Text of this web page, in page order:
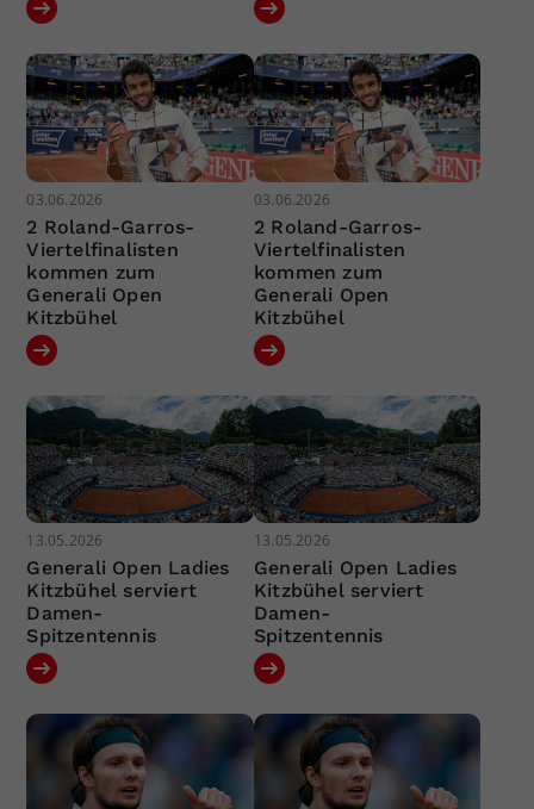
03.06.2026
2 Roland-Garros-
Viertelfinalisten
kommen zum
Generali Open
Kitzbühel
03.06.2026
2 Roland-Garros-
Viertelfinalisten
kommen zum
Generali Open
Kitzbühel
13.05.2026
Generali Open Ladies
Kitzbühel serviert
Damen-
Spitzentennis
13.05.2026
Generali Open Ladies
Kitzbühel serviert
Damen-
Spitzentennis